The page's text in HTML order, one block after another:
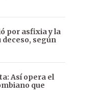
por asfixia y la
según
Así opera el
que